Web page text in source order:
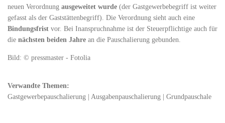
neuen Verordnung ausgeweitet wurde (der Gastgewerbebegriff ist weiter
gefasst als der Gaststättenbegriff). Die Verordnung sieht auch eine
Bindungsfrist vor. Bei Inanspruchnahme ist der Steuerpflichtige auch für
die nächsten beiden Jahre an die Pauschalierung gebunden.
Bild: © pressmaster - Fotolia
Verwandte Themen:
Gastgewerbepauschalierung | Ausgabenpauschalierung | Grundpauschale